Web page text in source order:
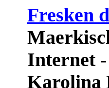
Fresken
Internet
Karolina